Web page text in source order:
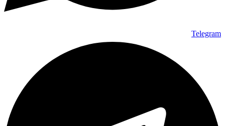
Telegram